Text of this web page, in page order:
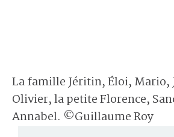
La famille Jéritin, Éloi, Mario,
Olivier, la petite Florence,
Annabel. ©Guillaume Roy